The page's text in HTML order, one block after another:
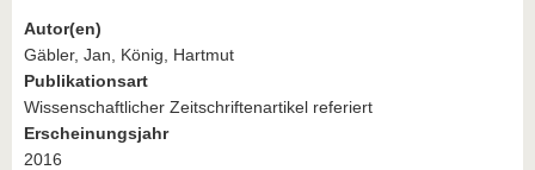
Autor(en)
Gäbler, Jan, König, Hartmut
Publikationsart
Wissenschaftlicher Zeitschriftenartikel referiert
Erscheinungsjahr
2016